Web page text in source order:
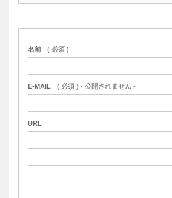
名前 ( 必須 )
E-MAIL ( 必須 ) - 公開されません -
URL